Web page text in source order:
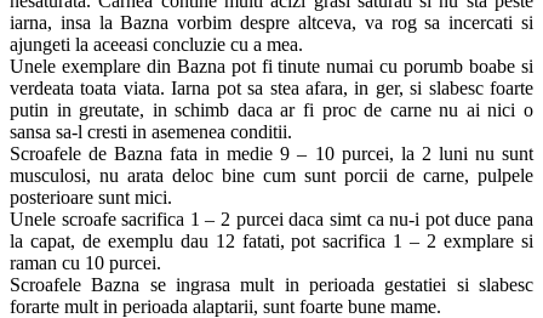
iarna, insa la Bazna vorbim despre altceva, va rog sa incercati si
ajungeti la aceeasi concluzie cu a mea.
Unele exemplare din Bazna pot fi tinute numai cu porumb boabe si
verdeata toata viata. Iarna pot sa stea afara, in ger, si slabesc foarte
putin in greutate, in schimb daca ar fi proc de carne nu ai nici o
sansa sa-l cresti in asemenea conditii.
Scroafele de Bazna fata in medie 9 – 10 purcei, la 2 luni nu sunt
musculosi, nu arata deloc bine cum sunt porcii de carne, pulpele
posterioare sunt mici.
Unele scroafe sacrifica 1 – 2 purcei daca simt ca nu-i pot duce pana
la capat, de exemplu dau 12 fatati, pot sacrifica 1 – 2 exmplare si
raman cu 10 purcei.
Scroafele Bazna se ingrasa mult in perioada gestatiei si slabesc
forarte mult in perioada alaptarii, sunt foarte bune mame.